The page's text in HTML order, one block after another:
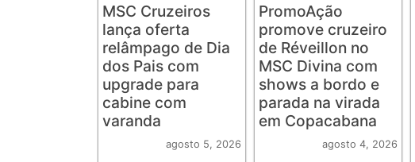
MSC Cruzeiros
lança oferta
relâmpago de Dia
dos Pais com
upgrade para
cabine com
varanda
agosto 5, 2026
PromoAção
promove cruzeiro
de Réveillon no
MSC Divina com
shows a bordo e
parada na virada
em Copacabana
agosto 4, 2026